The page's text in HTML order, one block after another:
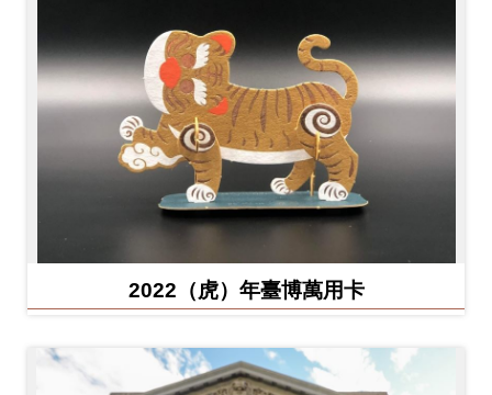
2022（虎）年臺博萬用卡